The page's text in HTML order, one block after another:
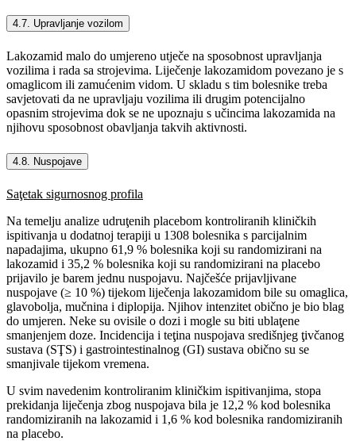
4.7. Upravljanje vozilom
Lakozamid malo do umjereno utječe na sposobnost upravljanja
vozilima i rada sa strojevima. Liječenje lakozamidom povezano je s
omaglicom ili zamućenim vidom. U skladu s tim bolesnike treba
savjetovati da ne upravljaju vozilima ili drugim potencijalno
opasnim strojevima dok se ne upoznaju s učincima lakozamida na
njihovu sposobnost obavljanja takvih aktivnosti.
4.8. Nuspojave
Saţetak sigurnosnog profila
Na temelju analize udruţenih placebom kontroliranih kliničkih
ispitivanja u dodatnoj terapiji u 1308 bolesnika s parcijalnim
napadajima, ukupno 61,9 % bolesnika koji su randomizirani na
lakozamid i 35,2 % bolesnika koji su randomizirani na placebo
prijavilo je barem jednu nuspojavu. Najčešće prijavljivane
nuspojave (≥ 10 %) tijekom liječenja lakozamidom bile su omaglica,
glavobolja, mučnina i diplopija. Njihov intenzitet obično je bio blag
do umjeren. Neke su ovisile o dozi i mogle su biti ublaţene
smanjenjem doze. Incidencija i teţina nuspojava središnjeg ţivčanog
sustava (SŢS) i gastrointestinalnog (GI) sustava obično su se
smanjivale tijekom vremena.
U svim navedenim kontroliranim kliničkim ispitivanjima, stopa
prekidanja liječenja zbog nuspojava bila je 12,2 % kod bolesnika
randomiziranih na lakozamid i 1,6 % kod bolesnika randomiziranih
na placebo.